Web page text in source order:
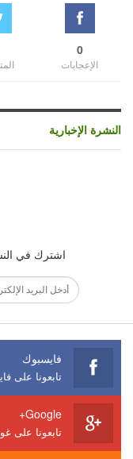
0
الإعجابات
النشرة الإخبارية
اشترك في
فايسبوك
تابعونا على
Google+
تابعونا على